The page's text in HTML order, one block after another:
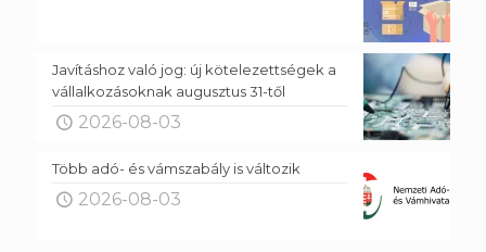
Javításhoz való jog: új kötelezettségek a
vállalkozásoknak augusztus 31-től
2026-08-03
Több adó- és vámszabály is változik
2026-08-03